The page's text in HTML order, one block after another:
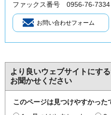
ファックス番号 0956-76-7334
より良いウェブサイトにす
お聞かせください
このページは見つけやすかった